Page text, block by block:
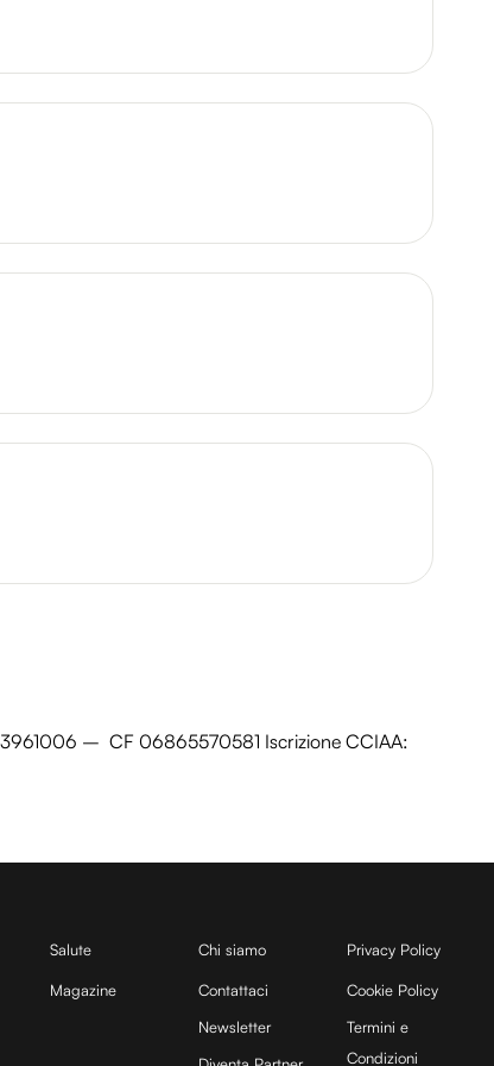
– CF 06865570581 Iscrizione CCIAA:
Salute
Magazine
Chi siamo
Contattaci
Newsletter
Privacy Policy
Cookie Policy
Termini e
Condizioni